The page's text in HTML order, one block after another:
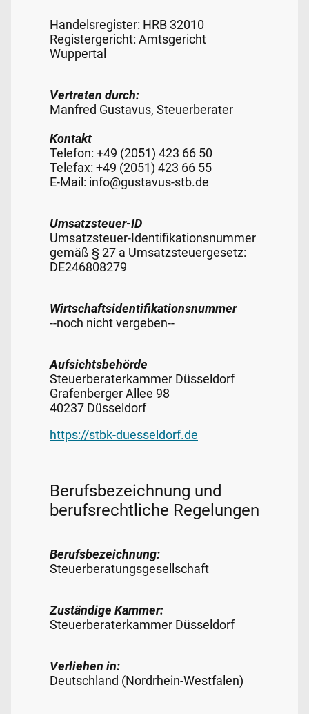
Handelsregister: HRB 32010
Registergericht: Amtsgericht
Wuppertal
Vertreten durch:
Manfred Gustavus, Steuerberater
Kontakt
Telefon: +49 (2051) 423 66 50
Telefax: +49 (2051) 423 66 55
E-Mail: info@gustavus-stb.de
Umsatzsteuer-ID
Umsatzsteuer-Identifikationsnummer
gemäß § 27 a Umsatzsteuergesetz:
DE246808279
Wirtschaftsidentifikationsnummer
--noch nicht vergeben--
Aufsichtsbehörde
Steuerberaterkammer Düsseldorf
Grafenberger Allee 98
40237 Düsseldorf
https://stbk-duesseldorf.de
Berufsbezeichnung und
berufsrechtliche Regelungen
Berufsbezeichnung:
Steuerberatungsgesellschaft
Zuständige Kammer:
Steuerberaterkammer Düsseldorf
Verliehen in:
Deutschland (Nordrhein-Westfalen)